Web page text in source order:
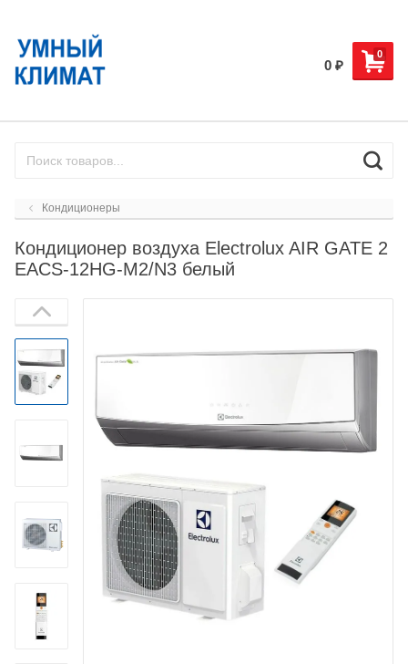
0
0 ₽
Кондиционеры
Кондиционер воздуха Electrolux AIR GATE 2
EACS-12HG-M2/N3 белый